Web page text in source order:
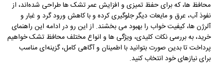
محافظ‌ ها، که برای حفظ تمیزی و افزایش عمر تشک ها طراحی شده‌اند، از
نفوذ آب، عرق و مایعات دیگر جلوگیری کرده و با کاهش ورود گرد و غبار و
آلرژن ها، کیفیت خواب را بهبود می بخشند. از این رو در ادامه این راهنمای
خرید، به بررسی نکات کلیدی، ویژگی ها و انواع مختلف محافظ تشک خواهیم
پرداخت تا بدین صورت بتوانید با اطمینان و آگاهی کامل، گزینه‌ای مناسب
برای نیازهای خود انتخاب کنید.